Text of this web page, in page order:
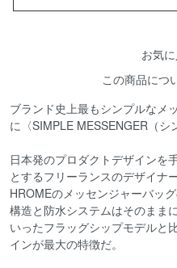
お気
この商品につ
ブランド史上最もシンプルなメ
に〈SIMPLE MESSENGER（シ
日本発のプロダクトデザインを
とするフリーランスのデザイナ
HROMEのメッセンジャーバッ
構造と防水システムはそのまま
いったフラッグシップモデルと
インが最大の特徴だ。